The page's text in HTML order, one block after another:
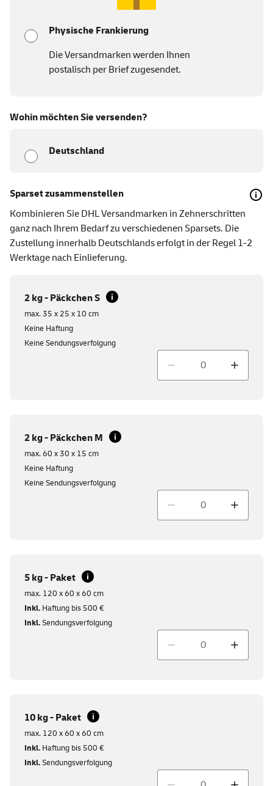
Physische Frankierung
Die Versandmarken werden Ihnen
postalisch per Brief zugesendet.
Wohin möchten Sie versenden?
Deutschland
Sparset zusammenstellen
Kombinieren Sie DHL Versandmarken in Zehnerschritten
ganz nach Ihrem Bedarf zu verschiedenen Sparsets. Die
Zustellung innerhalb Deutschlands erfolgt in der Regel 1-2
Werktage nach Einlieferung.
2 kg - Päckchen S
max. 35 x 25 x 10 cm
Keine Haftung
Keine Sendungsverfolgung
2 kg - Päckchen M
max. 60 x 30 x 15 cm
Keine Haftung
Keine Sendungsverfolgung
5 kg - Paket
max. 120 x 60 x 60 cm
Inkl. Haftung bis 500 €
Inkl.Sendungsverfolgung
10 kg - Paket
max. 120 x 60 x 60 cm
Inkl. Haftung bis 500 €
Inkl.Sendungsverfolgung